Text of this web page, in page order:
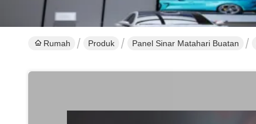
Rumah Produk Panel Sinar Matahari Buatan